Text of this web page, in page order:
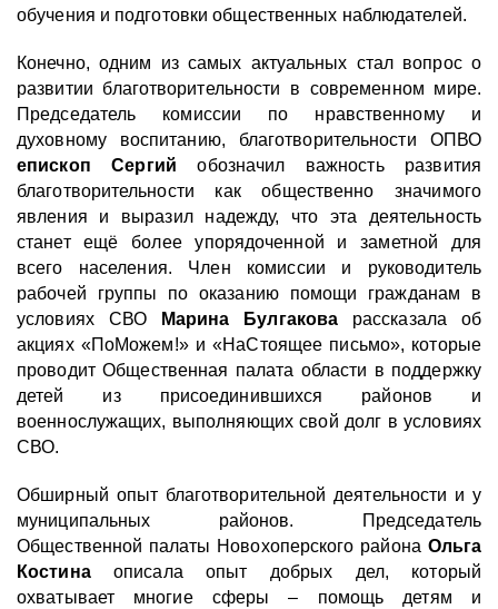
обучения и подготовки общественных наблюдателей.
Конечно, одним из самых актуальных стал вопрос о
развитии благотворительности в современном мире.
Председатель комиссии по нравственному и
духовному воспитанию, благотворительности ОПВО
епископ Сергий обозначил важность развития
благотворительности как общественно значимого
явления и выразил надежду, что эта деятельность
станет ещё более упорядоченной и заметной для
всего населения. Член комиссии и руководитель
рабочей группы по оказанию помощи гражданам в
условиях СВО
Марина Булгакова рассказала об
акциях «ПоМожем!» и «НаСтоящее письмо», которые
проводит Общественная палата области в поддержку
детей из присоединившихся районов и
военнослужащих, выполняющих свой долг в условиях
СВО.
Обширный опыт благотворительной деятельности и у
муниципальных районов. Председатель
Общественной палаты Новохоперского района Ольга
Костинаописала опыт добрых дел, который
охватывает многие сферы – помощь детям и